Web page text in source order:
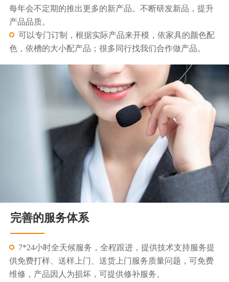
每年会不定期的推出更多的新产品。不断研发新品，提升
产品品质。
可以专门订制，根据实际产品来开模，依家具的颜色配
色，依槽的大小配产品；很多同行找我们合作做产品。
完善的服务体系
7*24小时全天候服务，全程跟进，提供技术支持服务提
供免费打样、送样上门、送货上门服务质量问题，可免费
维修，产品因人为损坏，可提供修补服务。